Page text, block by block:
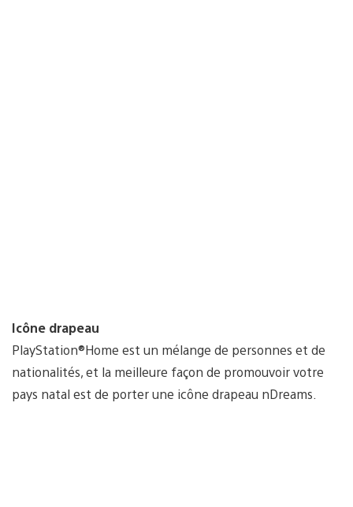
Icône drapeau
PlayStation®Home est un mélange de personnes et de
nationalités, et la meilleure façon de promouvoir votre
pays natal est de porter une icône drapeau nDreams.